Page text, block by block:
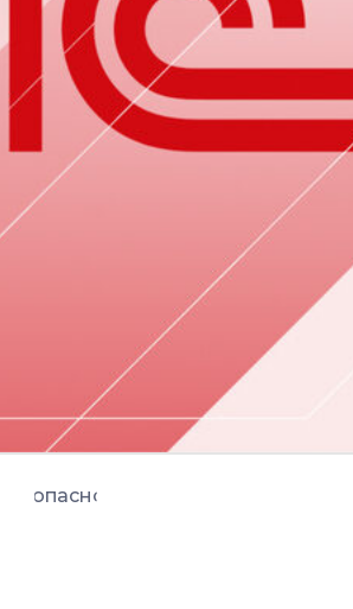
Безопасность